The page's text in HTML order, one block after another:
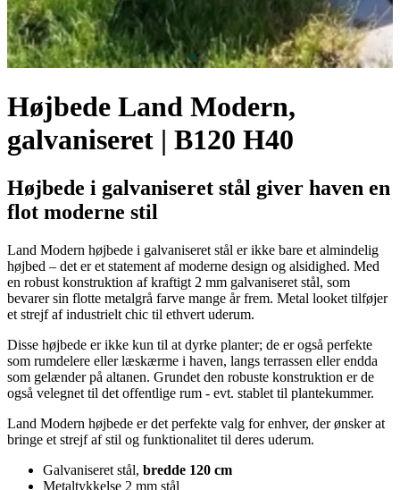
Højbede Land Modern,
galvaniseret | B120 H40
Højbede i galvaniseret stål giver haven en
flot moderne stil
Land Modern højbede i galvaniseret stål er ikke bare et almindelig
højbed – det er et statement af moderne design og alsidighed. Med
en robust konstruktion af kraftigt 2 mm galvaniseret stål, som
bevarer sin flotte metalgrå farve mange år frem. Metal looket tilføjer
et strejf af industrielt chic til ethvert uderum.
Disse højbede er ikke kun til at dyrke planter; de er også perfekte
som rumdelere eller læskærme i haven, langs terrassen eller endda
som gelænder på altanen. Grundet den robuste konstruktion er de
også velegnet til det offentlige rum - evt. stablet til plantekummer.
Land Modern højbede er det perfekte valg for enhver, der ønsker at
bringe et strejf af stil og funktionalitet til deres uderum.
Galvaniseret stål, bredde 120 cm
Metaltykkelse 2 mm stål